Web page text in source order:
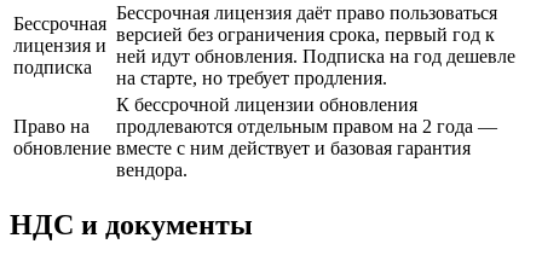
Бессрочная
лицензия и
подписка
Бессрочная лицензия даёт право пользоваться
версией без ограничения срока, первый год к
ней идут обновления. Подписка на год дешевле
на старте, но требует продления.
Право на
обновление
К бессрочной лицензии обновления
продлеваются отдельным правом на 2 года —
вместе с ним действует и базовая гарантия
вендора.
НДС и документы